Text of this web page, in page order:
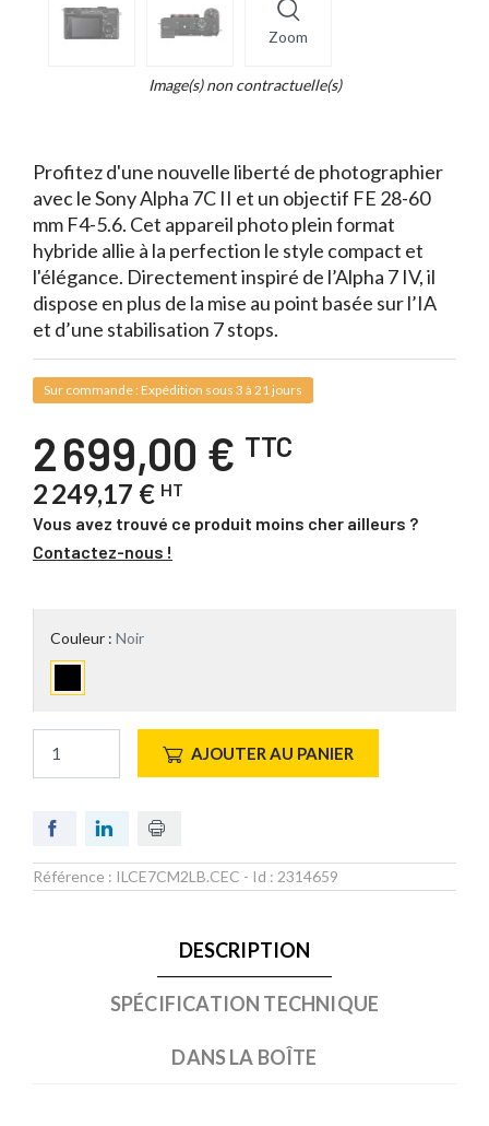
Zoom
Image(s) non contractuelle(s)
Profitez d'une nouvelle liberté de photographier
avec le Sony Alpha 7C II et un objectif FE 28-60
mm F4-5.6. Cet appareil photo plein format
hybride allie à la perfection le style compact et
l'élégance. Directement inspiré de l’Alpha 7 IV, il
dispose en plus de la mise au point basée sur l’IA
et d’une stabilisation 7 stops.
Sur commande : Expédition sous 3 à 21 jours
2 699,00 € TTC
2 249,17 € HT
Vous avez trouvé ce produit moins cher ailleurs ?
Contactez-nous !
Couleur : Noir
AJOUTER AU PANIER
Référence : ILCE7CM2LB.CEC - Id : 2314659
DESCRIPTION
SPÉCIFICATION TECHNIQUE
DANS LA BOÎTE